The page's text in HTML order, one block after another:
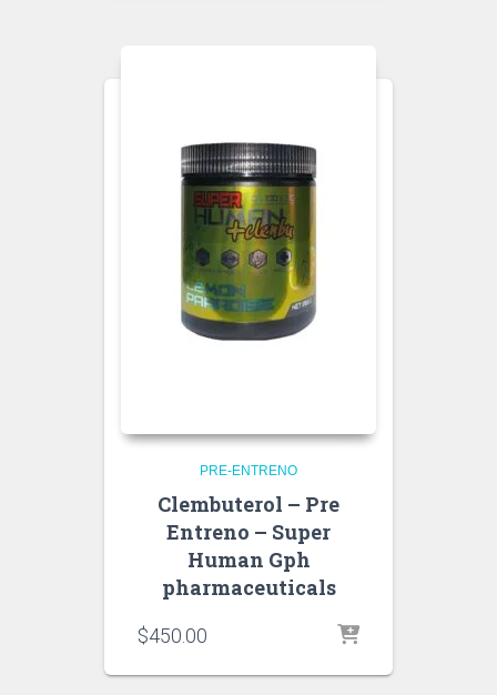
PRE-ENTRENO
Clembuterol – Pre
Entreno – Super
Human Gph
pharmaceuticals
$450.00